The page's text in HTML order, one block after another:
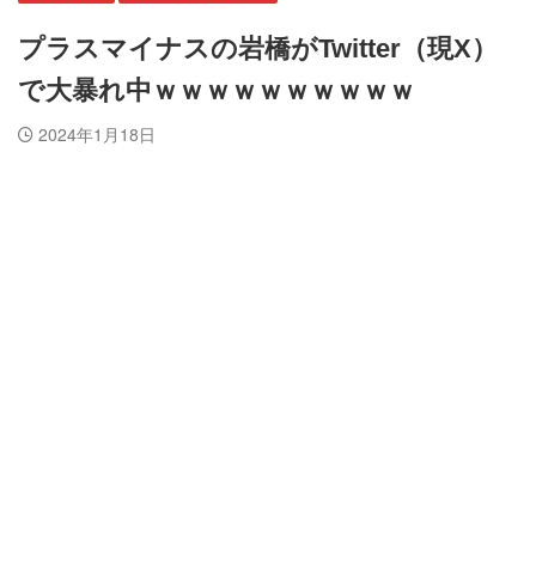
プラスマイナスの岩橋がTwitter（現X）
で大暴れ中ｗｗｗｗｗｗｗｗｗｗ
2024年1月18日